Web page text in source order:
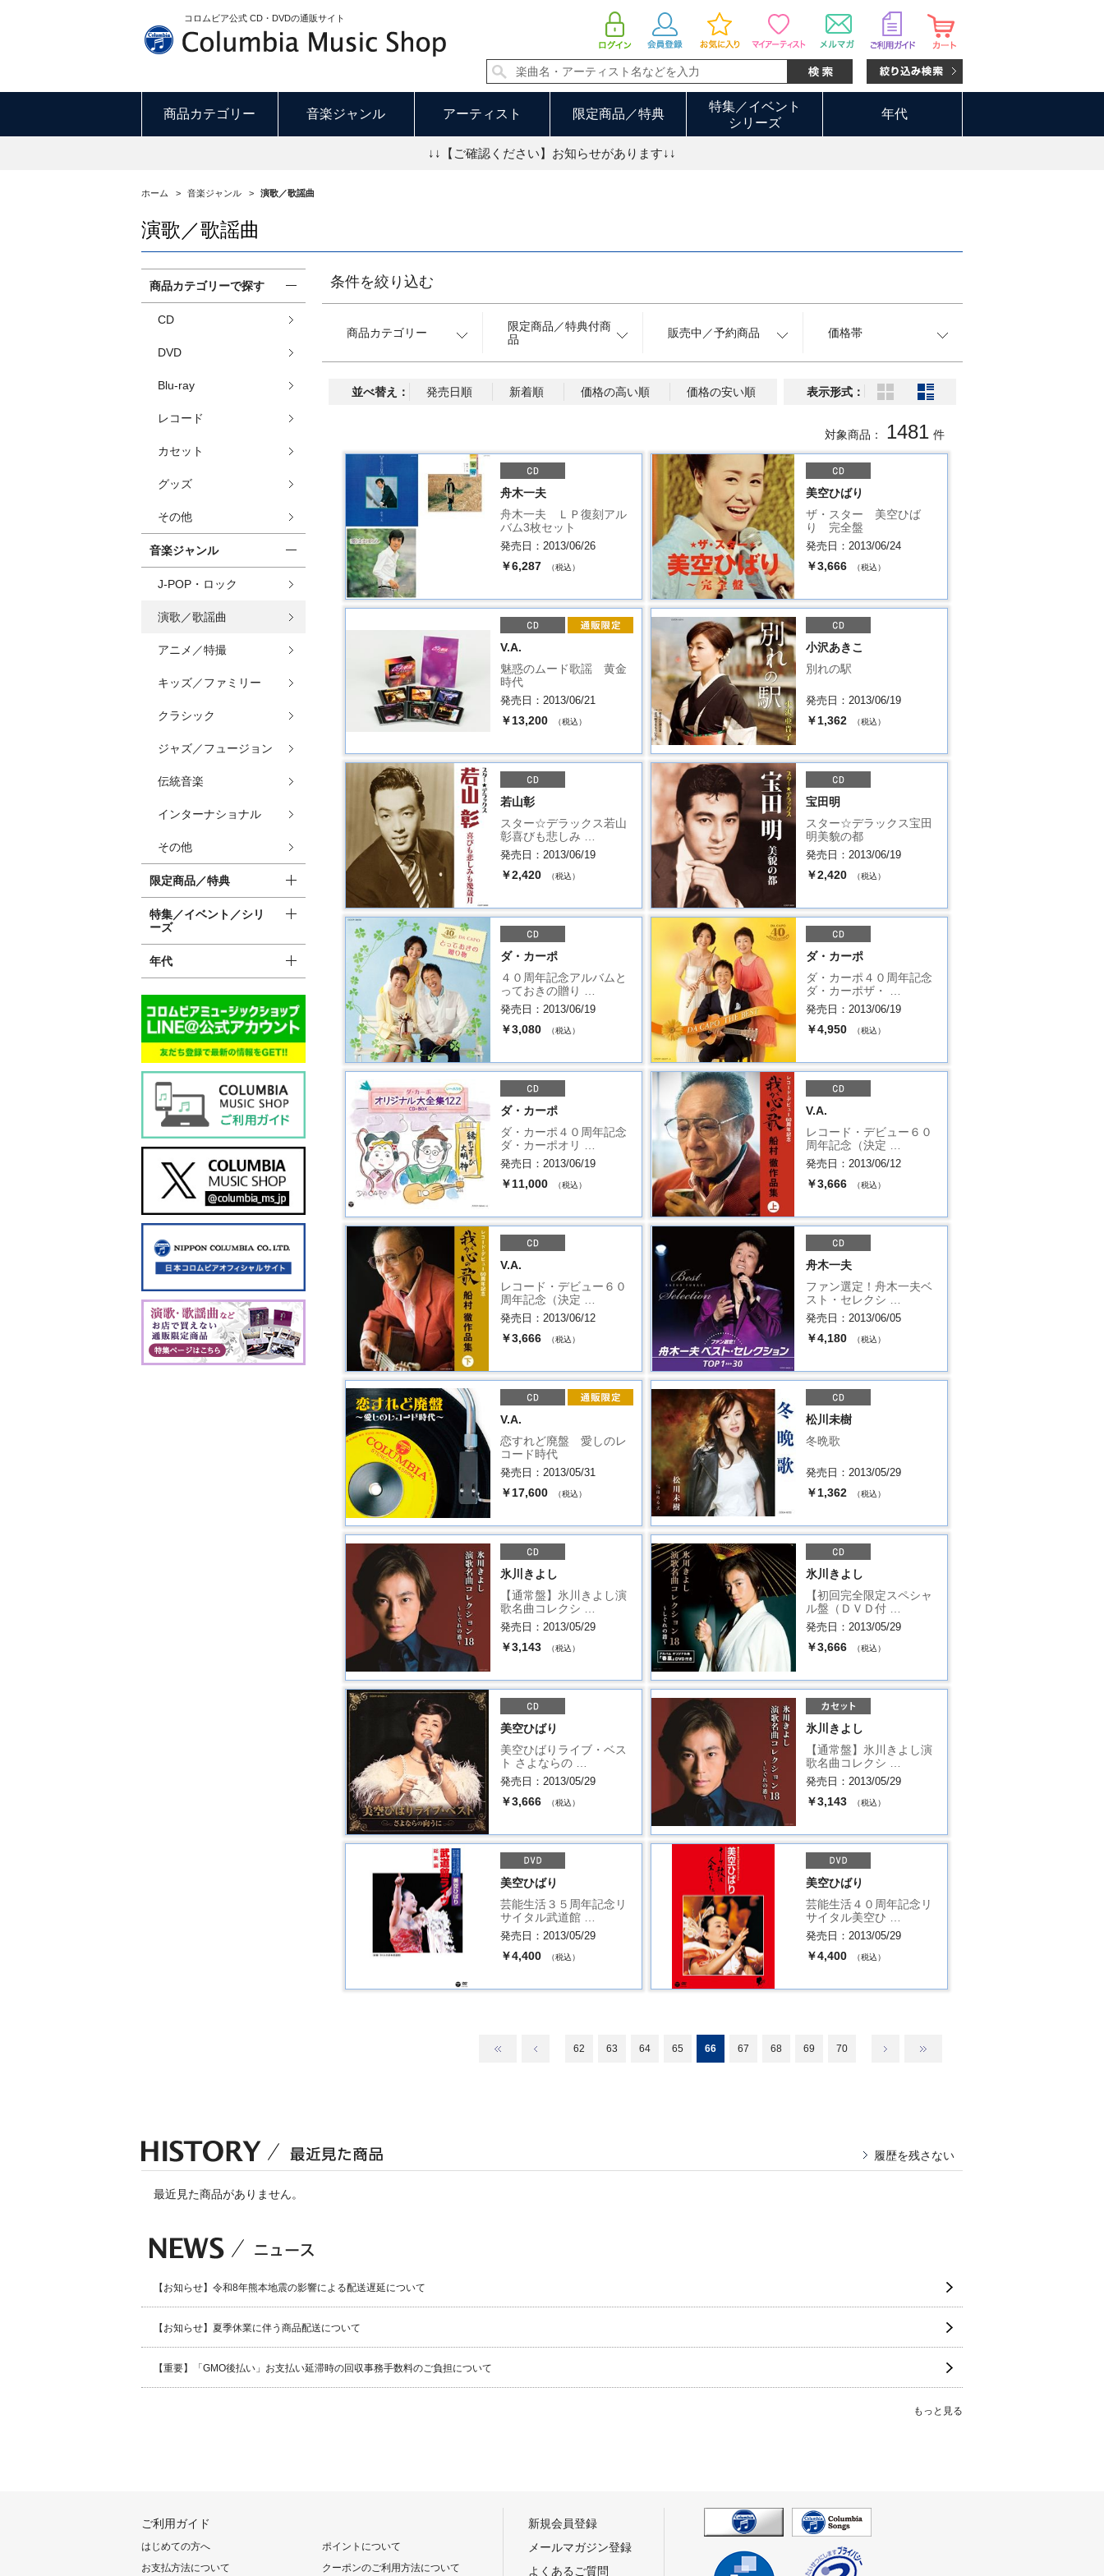
コロムビア公式 CD・DVDの通販サイト
商品カテゴリー 音楽ジャンル アーティスト 限定商品／特典
特集／イベント
シリーズ
年代
↓↓【ご確認ください】お知らせがあります↓↓
ホーム > 音楽ジャンル > 演歌／歌謡曲
演歌／歌謡曲
条件を絞り込む
商品カテゴリー
限定商品／特典付商
品
販売中／予約商品 価格帯
並べ替え： 発売日順 新着順 価格の高い順 価格の安い順 表示形式：
対象商品： 1481 件
舟木一夫
舟木一夫 ＬＰ復刻アル
バム3枚セット
発売日：2013/06/26
￥6,287 （税込）
美空ひばり
ザ・スター 美空ひば
り 完全盤
発売日：2013/06/24
￥3,666 （税込）
V.A.
魅惑のムード歌謡 黄金
時代
発売日：2013/06/21
￥13,200 （税込）
小沢あきこ
別れの駅
発売日：2013/06/19
￥1,362 （税込）
若山彰
スター☆デラックス若山
彰喜びも悲しみ …
発売日：2013/06/19
￥2,420 （税込）
宝田明
スター☆デラックス宝田
明美貌の都
発売日：2013/06/19
￥2,420 （税込）
ダ・カーポ
４０周年記念アルバムと
っておきの贈り …
発売日：2013/06/19
￥3,080 （税込）
ダ・カーポ
ダ・カーポ４０周年記念
ダ・カーポザ・ …
発売日：2013/06/19
￥4,950 （税込）
ダ・カーポ
ダ・カーポ４０周年記念
ダ・カーポオリ …
発売日：2013/06/19
￥11,000 （税込）
V.A.
レコード・デビュー６０
周年記念（決定 …
発売日：2013/06/12
￥3,666 （税込）
V.A.
レコード・デビュー６０
周年記念（決定 …
発売日：2013/06/12
￥3,666 （税込）
舟木一夫
ファン選定！舟木一夫ベ
スト・セレクシ …
発売日：2013/06/05
￥4,180 （税込）
V.A.
恋すれど廃盤 愛しのレ
コード時代
発売日：2013/05/31
￥17,600 （税込）
松川未樹
冬晩歌
発売日：2013/05/29
￥1,362 （税込）
氷川きよし
【通常盤】氷川きよし演
歌名曲コレクシ …
発売日：2013/05/29
￥3,143 （税込）
氷川きよし
【初回完全限定スペシャ
ル盤（ＤＶＤ付 …
発売日：2013/05/29
￥3,666 （税込）
美空ひばり
美空ひばりライブ・ベス
ト さよならの …
発売日：2013/05/29
￥3,666 （税込）
氷川きよし
【通常盤】氷川きよし演
歌名曲コレクシ …
発売日：2013/05/29
￥3,143 （税込）
美空ひばり
芸能生活３５周年記念リ
サイタル武道館 …
発売日：2013/05/29
￥4,400 （税込）
美空ひばり
芸能生活４０周年記念リ
サイタル美空ひ …
発売日：2013/05/29
￥4,400 （税込）
62 63 64 65 66 67 68 69 70
商品カテゴリーで探す
CD
DVD
Blu-ray
レコード
カセット
グッズ
その他
音楽ジャンル
J-POP・ロック
演歌／歌謡曲
アニメ／特撮
キッズ／ファミリー
クラシック
ジャズ／フュージョン
伝統音楽
インターナショナル
その他
限定商品／特典
特集／イベント／シリ
ーズ
年代
最近見た商品がありません。
履歴を残さない
【お知らせ】令和8年熊本地震の影響による配送遅延について
【お知らせ】夏季休業に伴う商品配送について
【重要】「GMO後払い」お支払い延滞時の回収事務手数料のご負担について
もっと見る
ご利用ガイド
はじめての方へ
お支払方法について
ポイントについて
クーポンのご利用方法について
新規会員登録
メールマガジン登録
よくあるご質問